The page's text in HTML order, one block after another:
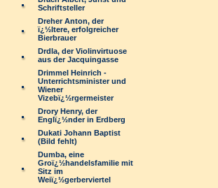
Schriftsteller
Dreher Anton, der
ï¿½ltere, erfolgreicher
Bierbrauer
Drdla, der Violinvirtuose
aus der Jacquingasse
Drimmel Heinrich -
Unterrichtsminister und
Wiener
Vizebï¿½rgermeister
Drory Henry, der
Englï¿½nder in Erdberg
Dukati Johann Baptist
(Bild fehlt)
Dumba, eine
Groï¿½handelsfamilie mit
Sitz im
Weiï¿½gerberviertel